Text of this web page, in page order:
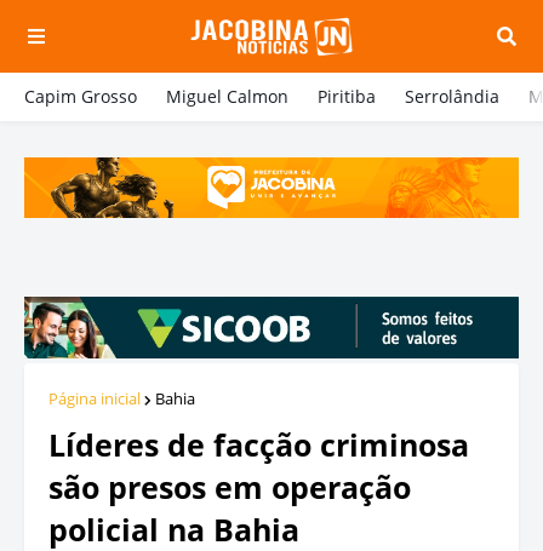
Capim Grosso Miguel Calmon Piritiba Serrolândia
Página inicial Bahia
Líderes de facção criminosa
são presos em operação
policial na Bahia